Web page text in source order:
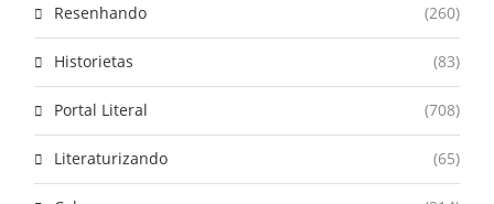
Resenhando (260)
Historietas (83)
Portal Literal (708)
Literaturizando (65)